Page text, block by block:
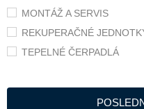
MONTÁŽ A SERVIS
REKUPERAČNÉ
TEPELNÉ ČERPADLÁ